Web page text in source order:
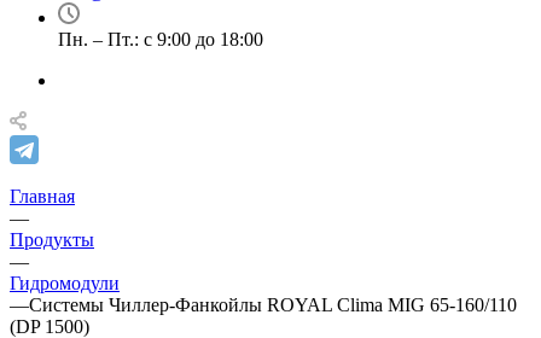
Пн. – Пт.: с 9:00 до 18:00
Главная
—
Продукты
—
Гидромодули
—Системы Чиллер-Фанкойлы ROYAL Clima MIG 65-160/110
(DP 1500)